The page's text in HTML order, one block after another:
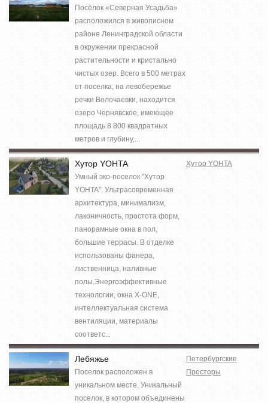
Посёлок «Северная Усадьба»
расположился в живописном
районе Ленинградской области
в окружении прекрасной
растительности и кристально
чистых озер. Всего в 500 метрах
от поселка, на левобережье
речки Волочаевки, находится
озеро Чернявское, имеющее
площадь 8 800 квадратных
метров и глубину,...
Хутор YOHTA
Умный эко-поселок "Хутор
YOHTA". Ультрасовременная
архитектура, минимализм,
лаконичность, простота форм,
панорамные окна в пол,
большие террасы. В отделке
использованы фанера,
лиственница, наливные
полы.Энергоэффективные
технологии, окна X-ONE,
интеллектуальная система
вентиляции, материалы
соответс...
Хутор YOHTA
Лебяжье
Поселок расположен в
уникальном месте. Уникальный
поселок, в котором объединены
Петербургские
Просторы